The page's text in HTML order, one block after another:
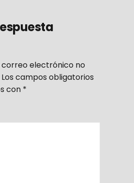
correo electrónico no
Los campos obligatorios
con *